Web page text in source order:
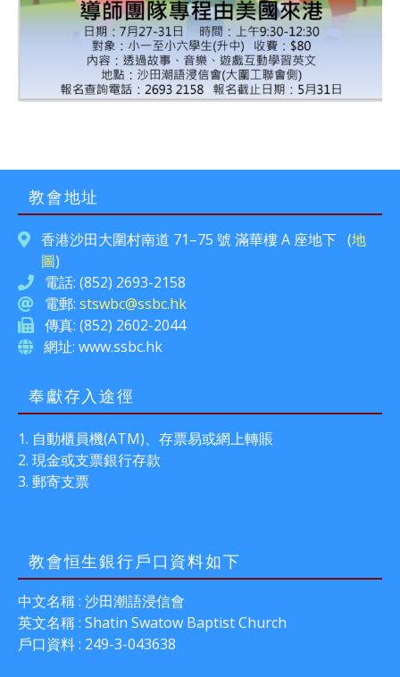
教會地址
香港沙田大圍村南道 71–75 號 滿華樓 A 座地下 (地
圖)
電話: (852) 2693-2158
電郵: stswbc@ssbc.hk
傳真: (852) 2602-2044
網址: www.ssbc.hk
奉獻存入途徑
自動櫃員機(ATM)、存票易或網上轉賬
現金或支票銀行存款
郵寄支票
教會恒生銀行戶口資料如下
中文名稱 : 沙田潮語浸信會
英文名稱 : Shatin Swatow Baptist Church
戶口資料 : 249-3-043638